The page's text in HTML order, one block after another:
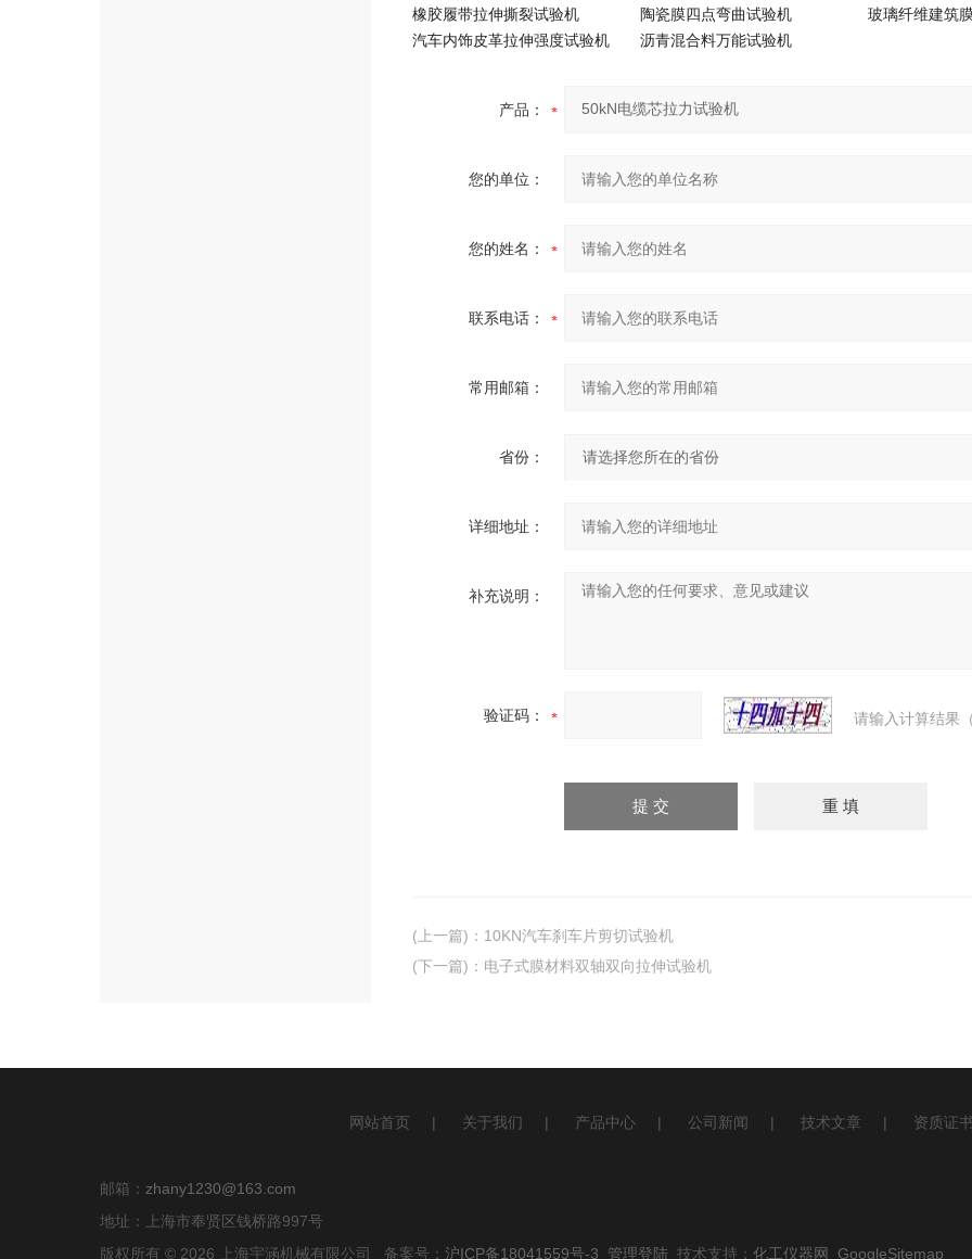
橡胶履带拉伸撕裂试验机
陶瓷膜四点弯曲试验机 玻璃纤维建筑
汽车内饰皮革拉伸强度试验机
沥青混合料万能试验机
产品：
您的单位：
您的姓名：
联系电话：
常用邮箱：
省份：
详细地址：
补充说明：
验证码： 请输入计算结果
(上一篇) ： 10KN汽车刹车片剪切试验机
(下一篇) ： 电子式膜材料双轴双向拉伸试验机
网站首页 | 关于我们 | 产品中心 | 公司新闻 | 技术文章 | 资质证书
邮箱： zhany1230@163.com
地址：上海市奉贤区钱桥路997号
版权所有 © 2026 上海宇涵机械有限公司 备案号： 沪ICP备18041559号-3 管理登陆 技术支持： 化工仪器网 GoogleSitemap